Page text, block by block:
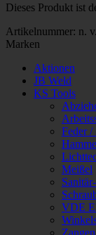
Dieses Produkt ist
Artikelnummer: n. v.
Marken
Aktionen
JB Weld
KS Tools
Feder /
Meißel
VDE
Zangen